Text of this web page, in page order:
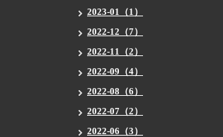
2023-01（1）
2022-12（7）
2022-11（2）
2022-09（4）
2022-08（6）
2022-07（2）
2022-06（3）